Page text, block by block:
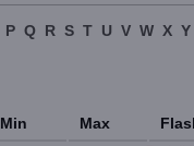
P Q R S T U V W X Y
Min Max